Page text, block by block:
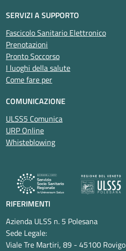
SERVIZI A SUPPORTO
Fascicolo Sanitario Elettronico
Prenotazioni
Pronto Soccorso
I luoghi della salute
Come fare per
COMUNICAZIONE
ULSS5 Comunica
URP Online
Whisteblowing
RIFERIMENTI
Azienda ULSS n. 5 Polesana
Sede Legale:
Viale Tre Martiri, 89 - 45100 Rovigo